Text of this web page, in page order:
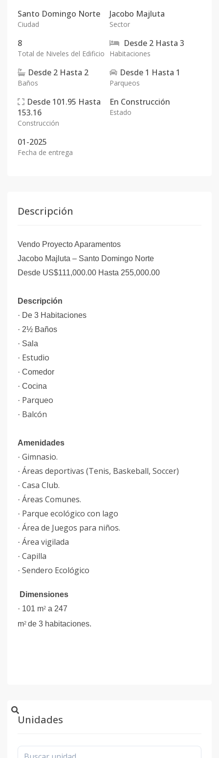
Santo Domingo Norte
Ciudad
Jacobo Majluta
Sector
8
Total de Niveles del Edificio
Desde 2 Hasta 3
Habitaciones
Desde 2 Hasta 2
Baños
Desde 1 Hasta 1
Parqueos
Desde 101.95 Hasta
153.16
Construcción
En Construcción
Estado
01-2025
Fecha de entrega
Descripción
Vendo Proyecto Aparamentos
Jacobo Majluta – Santo Domingo Norte
Desde US$111,000.00 Hasta 255,000.00
Descripción
· De 3 Habitaciones
· 2½ Baños
· Sala
· Estudio
· Comedor
· Cocina
· Parqueo
· Balcón
Amenidades
· Gimnasio.
· Áreas deportivas (Tenis, Baskeball, Soccer)
· Casa Club.
· Áreas Comunes.
· Parque ecológico con lago
· Área de Juegos para niños.
· Área vigilada
· Capilla
· Sendero Ecológico
Dimensiones
· 101 m2 a 247
m2 de 3 habitaciones.
Unidades